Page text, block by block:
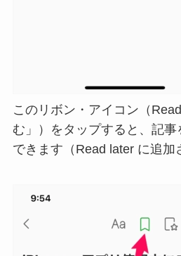
このリボン・アイコン（
む」）をタップすると、記
できます（Read later に追加